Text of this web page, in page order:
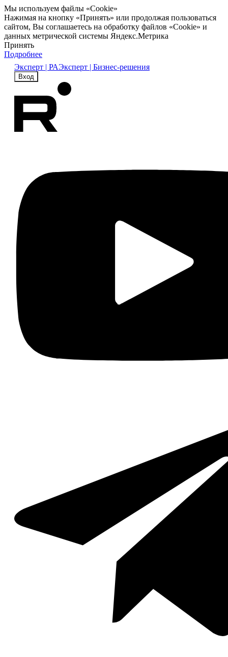
Мы используем файлы «Cookie»
Нажимая на кнопку «Принять» или продолжая пользоваться
сайтом, Вы соглашаетесь на обработку файлов «Cookie» и
данных метрической системы Яндекс.Метрика
Принять
Подробнее
Эксперт | РАЭксперт | Бизнес-решения
Вход